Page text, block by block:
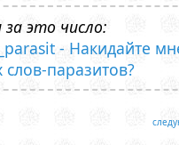
за это число:
- Накидайте
паразитов?